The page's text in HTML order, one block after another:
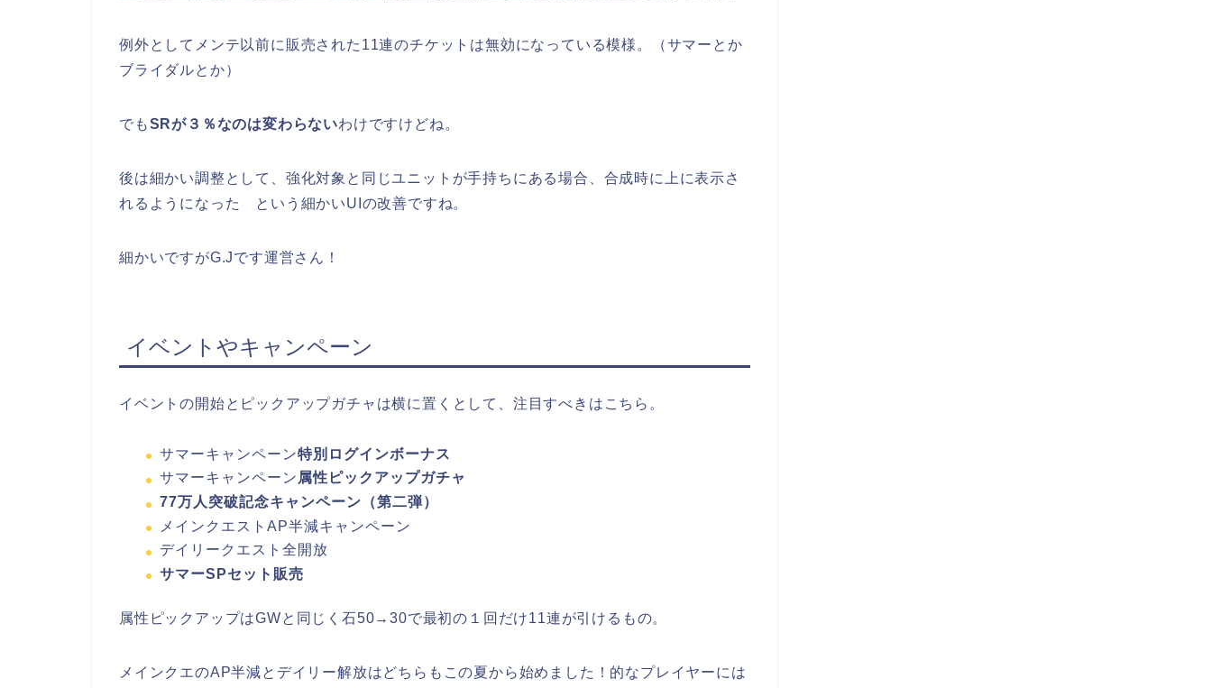
例外としてメンテ以前に販売された11連のチケットは無効になっている模様。（サマーとか
ブライダルとか）
でもSRが３％なのは変わらないわけですけどね。
後は細かい調整として、強化対象と同じユニットが手持ちにある場合、合成時に上に表示さ
れるようになった という細かいUIの改善ですね。
細かいですがG.Jです運営さん！
イベントやキャンペーン
イベントの開始とピックアップガチャは横に置くとして、注目すべきはこちら。
サマーキャンペーン特別ログインボーナス
サマーキャンペーン 属性ピックアップガチャ
77万人突破記念キャンペーン（第二弾）
メインクエストAP半減キャンペーン
デイリークエスト全開放
サマーSPセット販売
属性ピックアップはGWと同じく石50→30で最初の１回だけ11連が引けるもの。
メインクエのAP半減とデイリー解放はどちらもこの夏から始めました！的なプレイヤーには